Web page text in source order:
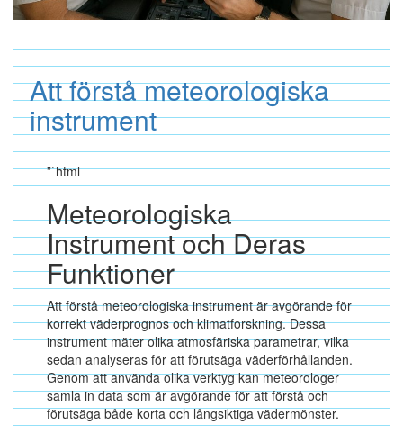
Att förstå meteorologiska
instrument
”`html
Meteorologiska
Instrument och Deras
Funktioner
Att förstå meteorologiska instrument är avgörande för
korrekt väderprognos och klimatforskning. Dessa
instrument mäter olika atmosfäriska parametrar, vilka
sedan analyseras för att förutsäga väderförhållanden.
Genom att använda olika verktyg kan meteorologer
samla in data som är avgörande för att förstå och
förutsäga både korta och långsiktiga vädermönster.